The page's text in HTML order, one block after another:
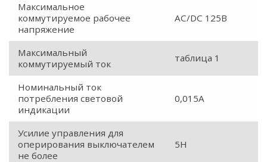
Максимальное
коммутируемое рабочее
напряжение
AC/DC 125В
Максимальный
коммутируемый ток
таблица 1
Номинальный ток
потребления световой
индикации
0,015А
Усилие управления для
оперирования выключателем
не более
5Н